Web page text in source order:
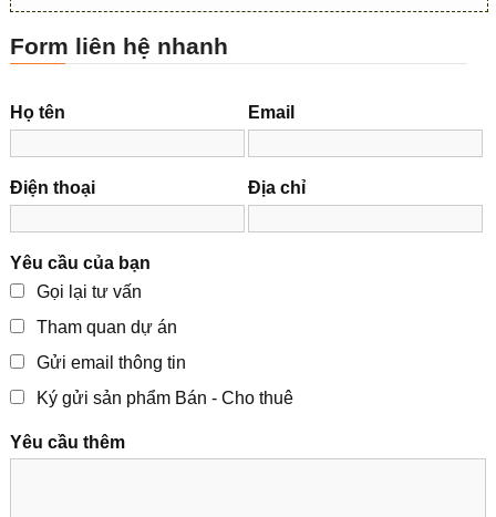
Form liên hệ nhanh
Họ tên Email
Điện thoại Địa chỉ
Yêu cầu của bạn
Gọi lại tư vấn
Tham quan dự án
Gửi email thông tin
Ký gửi sản phẩm Bán - Cho thuê
Yêu cầu thêm